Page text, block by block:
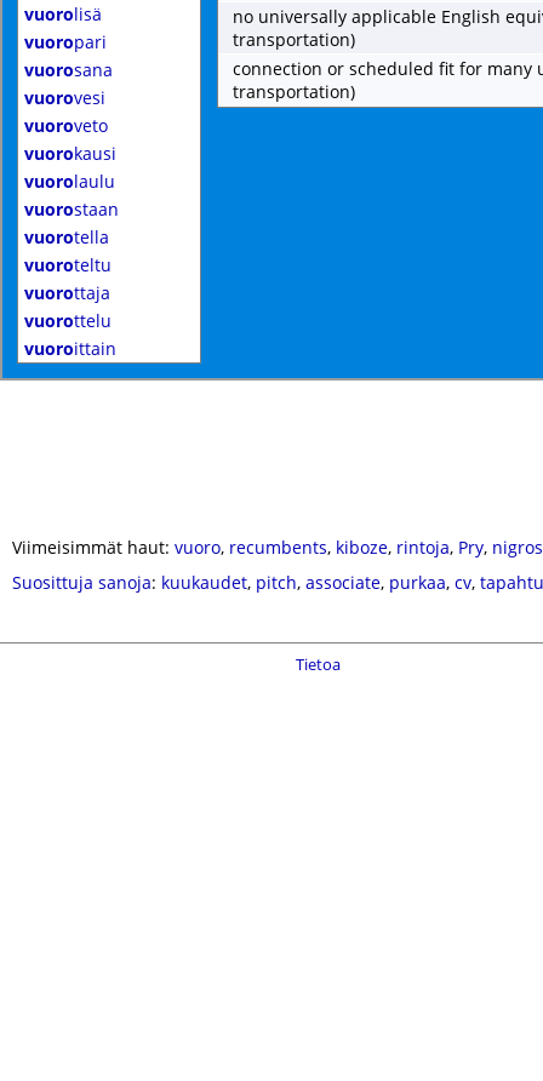
vuorolisä
vuoropari
vuorosana
vuorovesi
vuoroveto
vuorokausi
vuorolaulu
vuorostaan
vuorotella
vuoroteltu
vuorottaja
vuorottelu
vuoroittain
no universally applicable English
transportation)
connection or scheduled fit for many
transportation)
Viimeisimmät haut: vuoro, recumbents, kiboze, rintoja, Pry,
Suosittuja sanoja: kuukaudet, pitch, associate, purkaa, cv,
Tietoa